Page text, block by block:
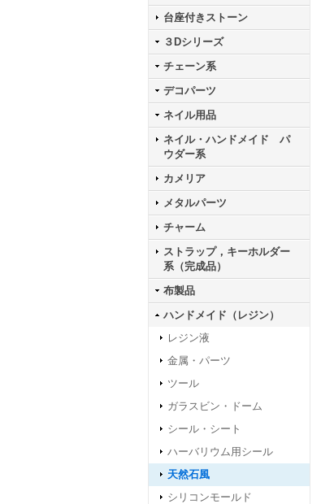
台座付きストーン
３Dシリーズ
チェーン系
デコパーツ
ネイル用品
ネイル・ハンドメイド パ
ウダー系
カメリア
メタルパーツ
チャーム
ストラップ，キーホルダー
系（完成品）
布製品
ハンドメイド（レジン）
レジン液
金属・パーツ
ツール
ガラスビン・ドーム
シール・シート
ハーバリウム用シール
天然石風
シリコンモールド